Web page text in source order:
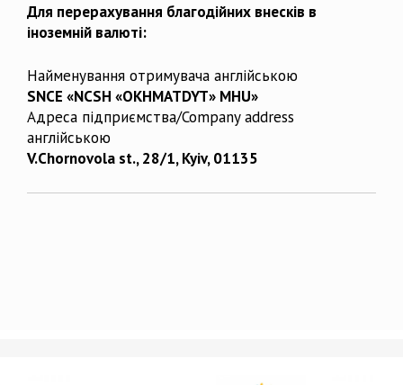
Для перерахування благодійних внесків в
іноземній валюті:
Найменування отримувача англійською
SNCE «NCSH «OKHMATDYT» MHU»
Адреса підприємства/Company address
англійською
V.Chornovola st., 28/1, Kyiv, 01135